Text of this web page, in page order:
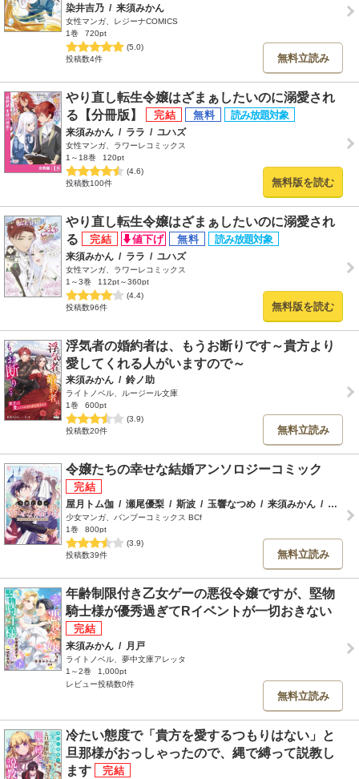
染井吉乃 / 来須みかん
女性マンガ、レジーナCOMICS
1巻
720pt
(5.0)
投稿数4件
無料立読み
やり直し転生令嬢はざまぁしたいのに溺愛され
る【分冊版】
来須みかん / ララ / ユハズ
女性マンガ、ラワーレコミックス
1～18巻
120pt
(4.6)
投稿数100件
無料版を読む
やり直し転生令嬢はざまぁしたいのに溺愛され
る
来須みかん / ララ / ユハズ
女性マンガ、ラワーレコミックス
1～3巻
112pt～360pt
(4.4)
投稿数96件
無料版を読む
浮気者の婚約者は、もうお断りです～貴方より
愛してくれる人がいますので～
来須みかん / 鈴ノ助
ライトノベル、ルージール文庫
1巻
600pt
(3.9)
投稿数20件
無料立読み
令嬢たちの幸せな結婚アンソロジーコミック
屋月トム伽 / 瀬尾優梨 / 斯波 / 玉響なつめ / 来須みかん /
少女マンガ、バンブーコミックス BCf
1巻
800pt
(3.9)
投稿数39件
無料立読み
年齢制限付き乙女ゲーの悪役令嬢ですが、堅物
騎士様が優秀過ぎてRイベントが一切おきない
来須みかん / 月戸
ライトノベル、夢中文庫アレッタ
1～2巻
1,000pt
レビュー投稿数0件
無料立読み
冷たい態度で「貴方を愛するつもりはない」と
旦那様がおっしゃったので、縄で縛って説教し
ます